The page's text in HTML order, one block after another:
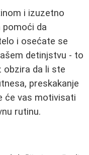
i izuzetno
pomoći da
i osećate se
detinjstvu - to
obzira da li ste
preskakanje
će vas motivisati
rutinu.